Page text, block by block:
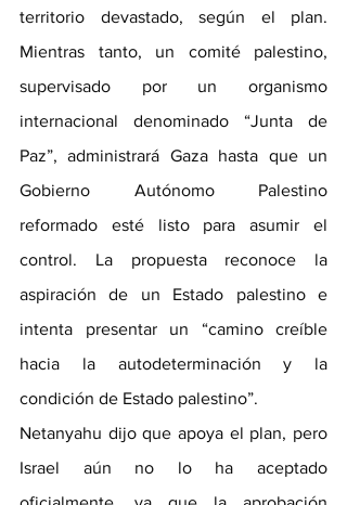
territorio devastado, según el plan.
Mientras tanto, un comité palestino,
supervisado por un organismo
internacional denominado “Junta de
Paz”, administrará Gaza hasta que un
Gobierno Autónomo Palestino
reformado esté listo para asumir el
control. La propuesta reconoce la
aspiración de un Estado palestino e
intenta presentar un “camino creíble
hacia la autodeterminación y la
condición de Estado palestino”.
Netanyahu dijo que apoya el plan, pero
Israel aún no lo ha aceptado